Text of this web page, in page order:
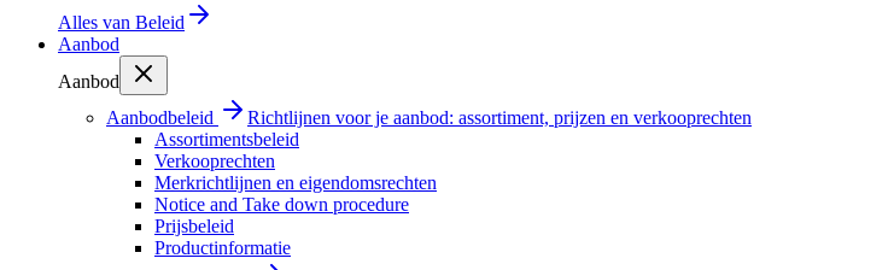
Alles van Beleid
Aanbod
Aanbod
Aanbodbeleid
Richtlijnen voor je aanbod: assortiment, prijzen en verkooprechten
Assortimentsbeleid
Verkooprechten
Merkrichtlijnen en eigendomsrechten
Notice and Take down procedure
Prijsbeleid
Productinformatie